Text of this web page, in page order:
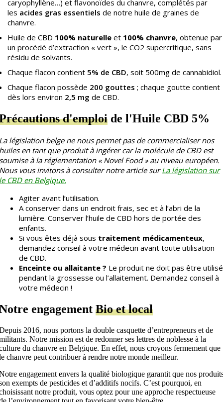
caryophyllène…) et flavonoïdes du chanvre, complétés par
les acides gras essentiels de notre huile de graines de
chanvre.
Huile de CBD 100% naturelle et 100% chanvre, obtenue par
un procédé d’extraction « vert », le CO2 supercritique, sans
résidu de solvants.
Chaque flacon contient 5% de CBD, soit 500mg de cannabidiol.
Chaque flacon possède 200 gouttes ; chaque goutte contient
dès lors environ 2,5 mg de CBD.
d'emploi de l'Huile CBD 5%
législation belge ne nous permet pas de commercialiser nos
en tant que produit à ingérer car la molécule de CBD est
à la réglementation « Novel Food » au niveau européen.
vous invitons à consulter notre article surLa législation sur
CBD en Belgique.
Agiter avant l’utilisation.
A conserver dans un endroit frais, sec et à l’abri de la
lumière. Conserver l’huile de CBD hors de portée des
enfants.
Si vous êtes déjà sous traitement médicamenteux,
demandez conseil à votre médecin avant toute utilisation
de CBD.
Enceinte ou allaitante ? Le produit ne doit pas être utilisé
pendant la grossesse ou l’allaitement. Demandez conseil à
votre médecin !
engagement Bio et local
2016, nous portons la double casquette d’entrepreneurs et de
Notre mission est de redonner ses lettres de noblesse à la
du chanvre en Belgique. En effet, nous croyons fermement que
chanvre peut contribuer à rendre notre monde meilleur.
engagement envers la qualité biologique garantit que nos
exempts de pesticides et d’additifs nocifs. C’est pourquoi, en
notre produit, vous optez pour une approche respectueuse